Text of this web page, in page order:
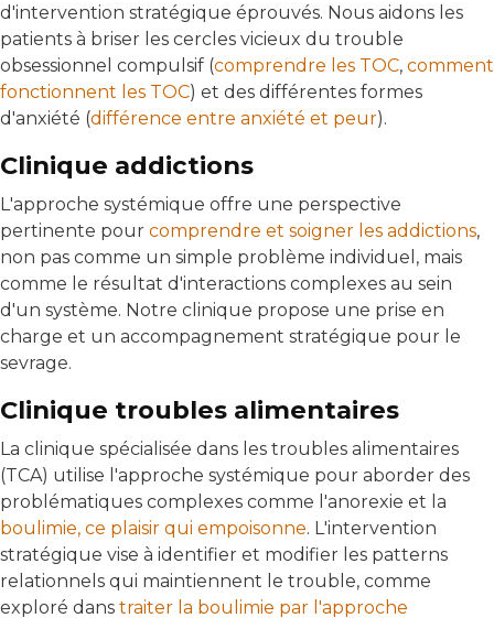
d'intervention stratégique éprouvés. Nous aidons les
patients à briser les cercles vicieux du trouble
obsessionnel compulsif (comprendre les TOC, comment
fonctionnent les TOC) et des différentes formes
d'anxiété (différence entre anxiété et peur).
Clinique addictions
L'approche systémique offre une perspective
pertinente pour comprendre et soigner les addictions,
non pas comme un simple problème individuel, mais
comme le résultat d'interactions complexes au sein
d'un système. Notre clinique propose une prise en
charge et un accompagnement stratégique pour le
sevrage.
Clinique troubles alimentaires
La clinique spécialisée dans les troubles alimentaires
(TCA) utilise l'approche systémique pour aborder des
problématiques complexes comme l'anorexie et la
boulimie, ce plaisir qui empoisonne. L'intervention
stratégique vise à identifier et modifier les patterns
relationnels qui maintiennent le trouble, comme
exploré dans traiter la boulimie par l'approche